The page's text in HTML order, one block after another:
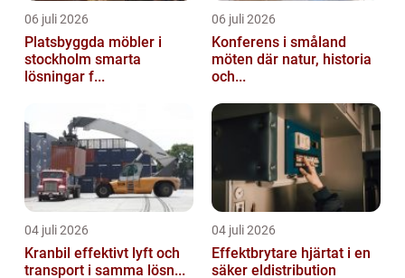
06 juli 2026
Platsbyggda möbler i
stockholm smarta
lösningar f...
06 juli 2026
Konferens i småland
möten där natur, historia
och...
04 juli 2026
Kranbil effektivt lyft och
transport i samma lösn...
04 juli 2026
Effektbrytare hjärtat i en
säker eldistribution